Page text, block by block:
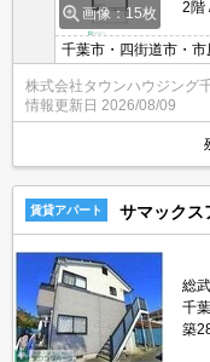
画像：15枚
2階
千葉市・四街道市・市
ウンハウジング稲毛
株式会社タウンハウジング
情報更新日 2026/08/09
賃貸アパート サマックス
総
千
築